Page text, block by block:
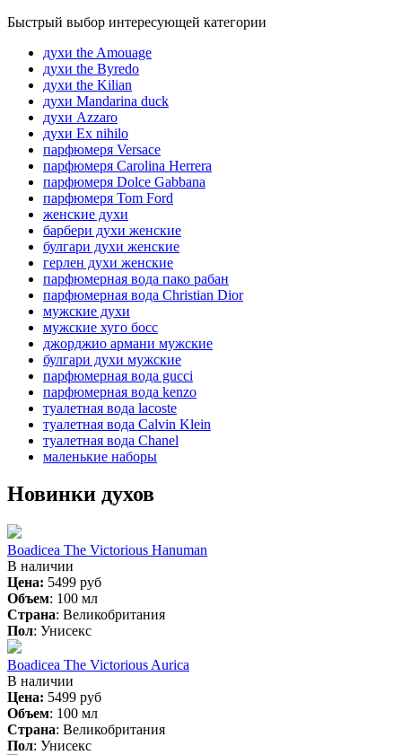
Быстрый выбор интересующей категории
духи the Amouage
духи the Byredo
духи the Kilian
духи Mandarina duck
духи Azzaro
духи Ex nihilo
парфюмеря Versace
парфюмеря Carolina Herrera
парфюмеря Dolce Gabbana
парфюмеря Tom Ford
женские духи
барбери духи женские
булгари духи женские
герлен духи женские
парфюмерная вода пако рабан
парфюмерная вода Christian Dior
мужские духи
мужские хуго босс
джорджио армани мужские
булгари духи мужские
парфюмерная вода gucci
парфюмерная вода kenzo
туалетная вода lacoste
туалетная вода Calvin Klein
туалетная вода Chanel
маленькие наборы
Новинки духов
Boadicea The Victorious Hanuman
В наличии
Цена: 5499 руб
Объем: 100 мл
Страна: Великобритания
Пол: Унисекс
Boadicea The Victorious Aurica
В наличии
Цена: 5499 руб
Объем: 100 мл
Страна: Великобритания
Пол: Унисекс